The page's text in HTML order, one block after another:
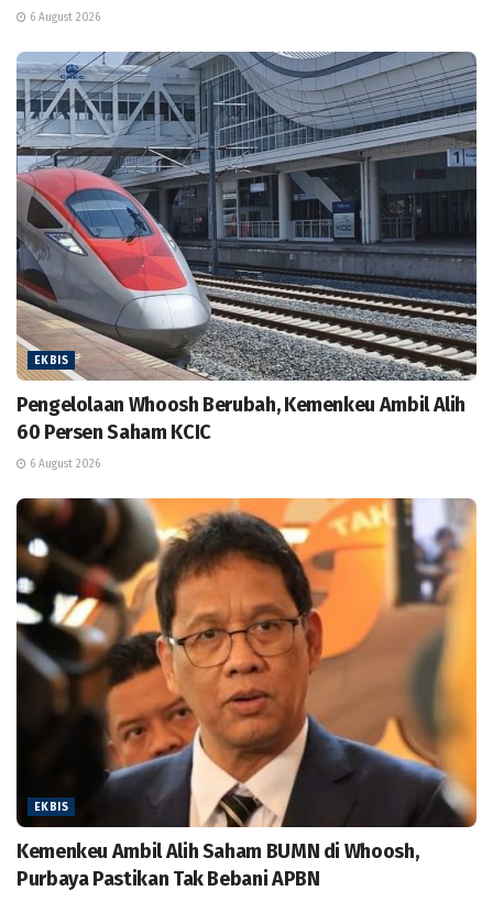
6 August 2026
EKBIS
Pengelolaan Whoosh Berubah, Kemenkeu Ambil Alih
60 Persen Saham KCIC
6 August 2026
EKBIS
Kemenkeu Ambil Alih Saham BUMN di Whoosh,
Purbaya Pastikan Tak Bebani APBN